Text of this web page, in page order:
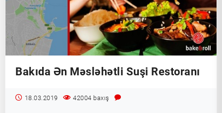
Bakıda Ən Məsləhətli Suşi Restoranı
18.03.2019 42004 baxış